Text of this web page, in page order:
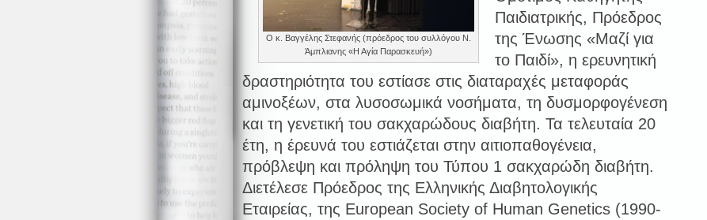
Ο κ. Βαγγέλης Στεφανής (πρόεδρος του συλλόγου Ν.
Άμπλιανης «Η Αγία Παρασκευή»)
Παιδιατρικής, Πρόεδρος
της Ένωσης «Μαζί για
το Παιδί», η ερευνητική
δραστηριότητα του εστίασε στις διαταραχές μεταφοράς
αμινοξέων, στα λυσοσωμικά νοσήματα, τη δυσμορφογένεση
και τη γενετική του σακχαρώδους διαβήτη. Τα τελευταία 20
έτη, η έρευνά του εστιάζεται στην αιτιοπαθογένεια,
πρόβλεψη και πρόληψη του Τύπου 1 σακχαρώδη διαβήτη.
Διετέλεσε Πρόεδρος της Ελληνικής Διαβητολογικής
Εταιρείας, της European Society of Human Genetics (1990-